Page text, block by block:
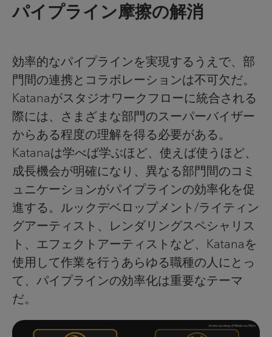
パイプライン摩擦の解消
効率的なパイプラインを実現するうえで、部
門間の連携とコラボレーションは不可欠だ。
Katanaがスタジオワークフローに統合される
際には、さまざまな部門のスーパーバイザー
からある程度の理解を得る必要がある。
Katanaは学べば学ぶほど、使えば使うほど、
成長機会が明確になり、異なる部門間のコミ
ュニケーションがパイプラインの効率化を促
進する。ルックデベロップメント/ライティン
グアーティスト、レンダリングスペシャリス
ト、エフェクトアーティストなど、Katanaを
使用して作業を行うあらゆる職種の人にとっ
て、パイプラインの効率化は重要なテーマ
だ。